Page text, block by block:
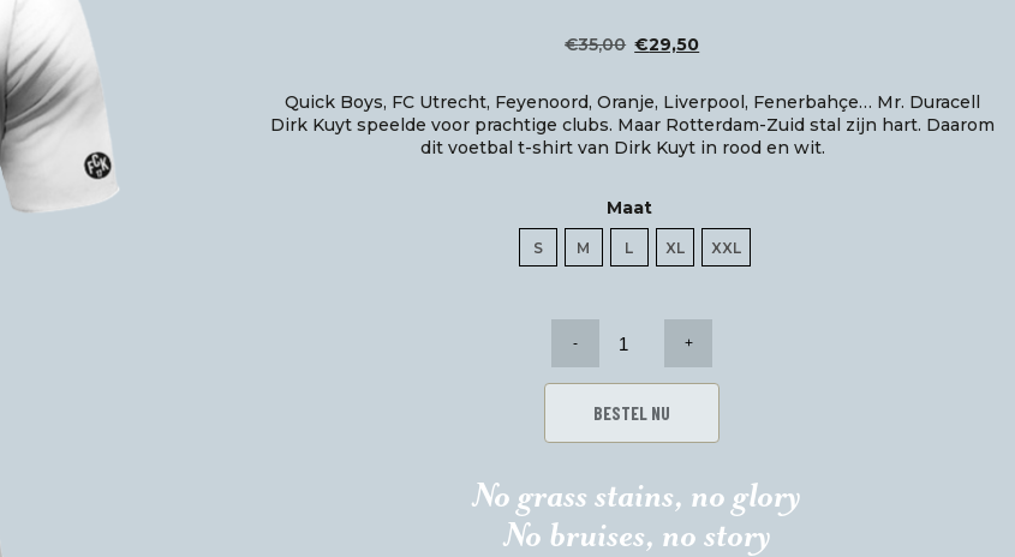
€35,00 Oorspronkelijke
was:
€35,00.
€29,50Huidige
is:
€29,50.
Quick Boys, FC Utrecht, Feyenoord, Oranje, Liverpool, Fenerbahçe… Mr. Duracell
Dirk Kuyt speelde voor prachtige clubs. Maar Rotterdam-Zuid stal zijn hart. Daarom
dit voetbal t-shirt van Dirk Kuyt in rood en wit.
Maat
S M L XL XXL
shirt
Duracell
aantal
BESTEL NU
No grass stains, no glory
No bruises, no story